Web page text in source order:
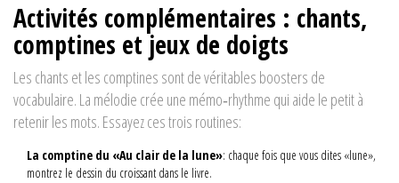
Activités complémentaires : chants,
comptines et jeux de doigts
Les chants et les comptines sont de véritables boosters de
vocabulaire. La mélodie crée une mémo‑rhythme qui aide le petit à
retenir les mots. Essayez ces trois routines:
La comptine du «Au clair de la lune»: chaque fois que vous dites «lune»,
montrez le dessin du croissant dans le livre.